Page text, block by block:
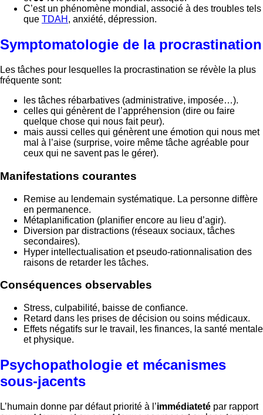
C’est un phénomène mondial, associé à des troubles tels
que TDAH , anxiété, dépression.
Symptomatologie de la procrastination
Les tâches pour lesquelles la procrastination se révèle la plus
fréquente sont:
les tâches rébarbatives (administrative, imposée…).
celles qui génèrent de l’appréhension (dire ou faire
quelque chose qui nous fait peur).
mais aussi celles qui génèrent une émotion qui nous met
mal à l’aise (surprise, voire même tâche agréable pour
ceux qui ne savent pas le gérer).
Manifestations courantes
Remise au lendemain systématique. La personne diffère
en permanence.
Métaplanification (planifier encore au lieu d’agir).
Diversion par distractions (réseaux sociaux, tâches
secondaires).
Hyper intellectualisation et pseudo-rationnalisation des
raisons de retarder les tâches.
Conséquences observables
Stress, culpabilité, baisse de confiance.
Retard dans les prises de décision ou soins médicaux.
Effets négatifs sur le travail, les finances, la santé mentale
et physique.
Psychopathologie et mécanismes
sous-jacents
L’humain donne par défaut priorité à l’immédiateté par rapport